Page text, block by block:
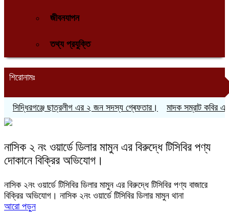
জীবনযাপন
তথ্য প্রযুক্তি
শিরোনামঃ
সিদ্ধিরগঞ্জে ছাত্রলীগ এর ২ জন সদস্য গ্ৰেফতার। মাদক সম্রাট কবির
নাসিক ২ নং ওয়ার্ডে ডিলার মামুন এর বিরুদ্ধে টিসিবির পণ্য
দোকানে বিক্রির অভিযোগ।
নাসিক ২নং ওয়ার্ডে টিসিবির ডিলার মামুন এর বিরুদ্ধে টিসিবির পণ্য বাজারে
বিক্রির অভিযোগ। নাসিক ২নং ওয়ার্ডে টিসিবির ডিলার মামুন থানা
আরো পড়ুন